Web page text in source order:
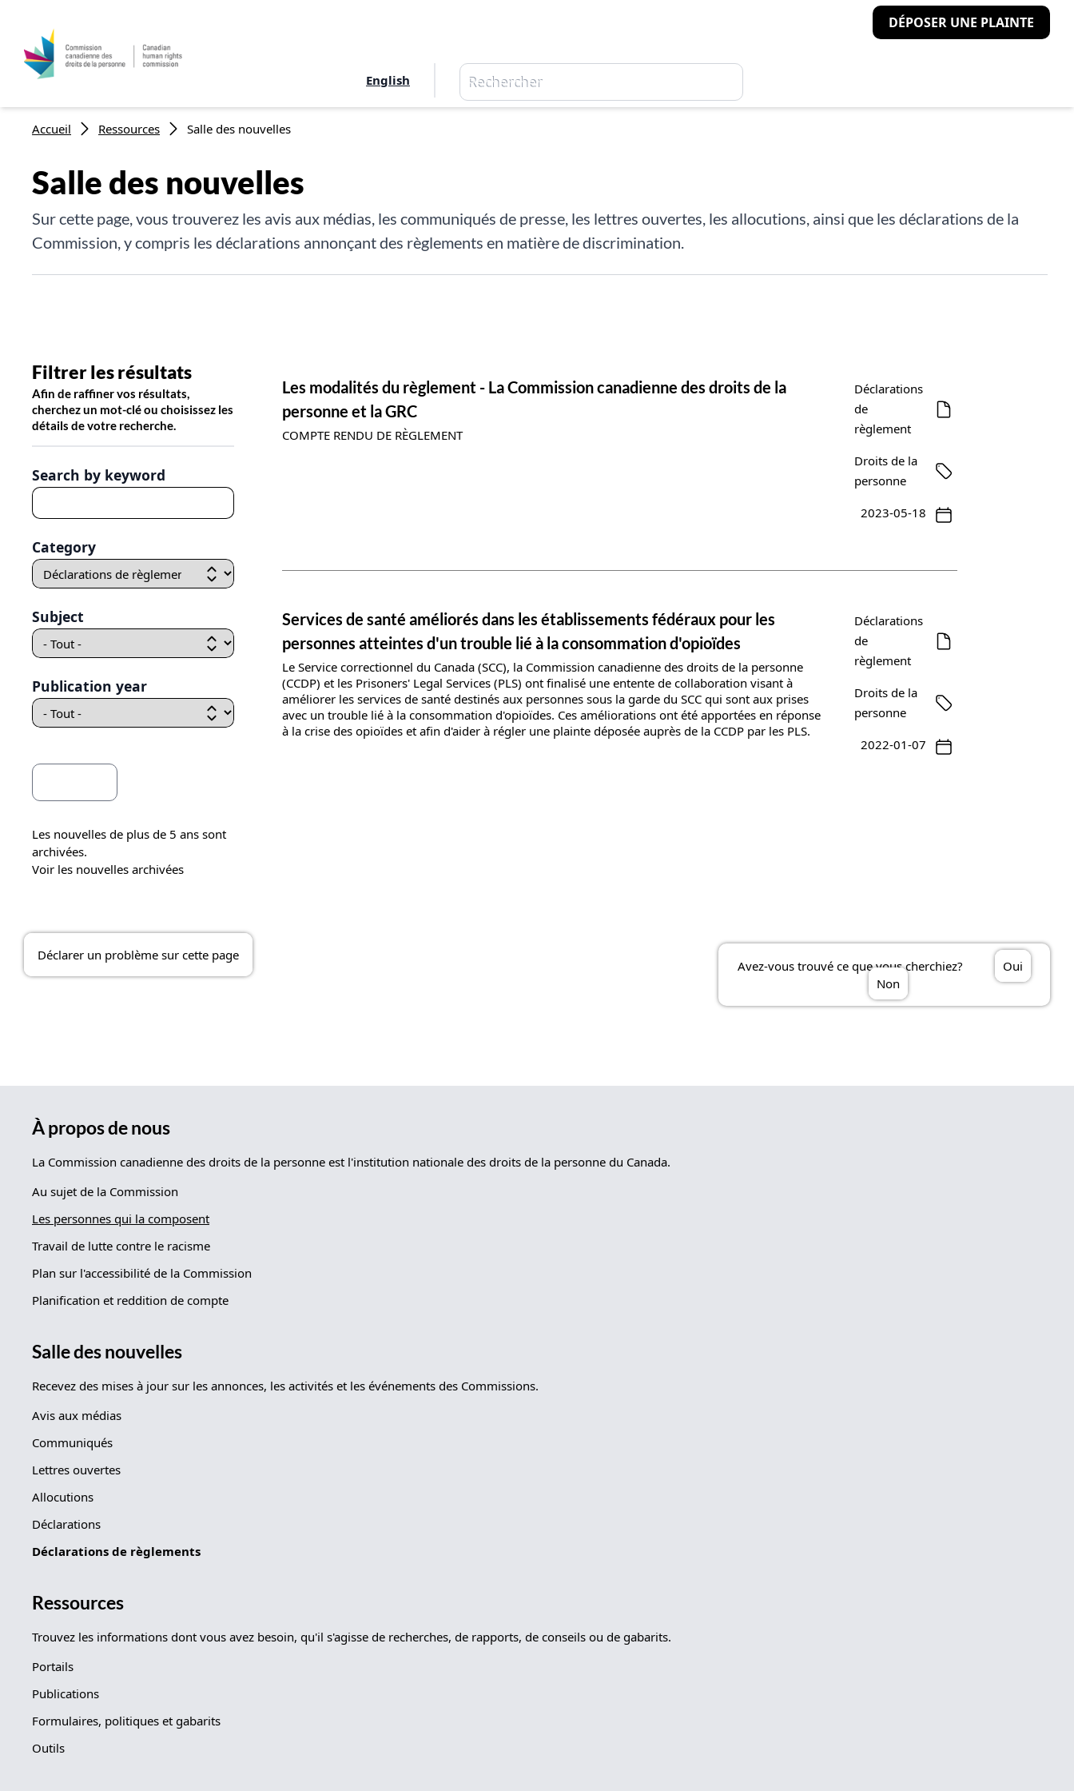
English Rechercher
Rechercher
DÉPOSER UNE PLAINTE
Fil d'Ariane
Accueil Ressources Salle des nouvelles
Salle des nouvelles
Sur cette page, vous trouverez les avis aux médias, les communiqués de presse, les lettres ouvertes, les allocutions, ainsi que les déclarations de la
Commission, y compris les déclarations annonçant des règlements en matière de discrimination.
Filtrer les résultats
Afin de raffiner vos résultats,
cherchez un mot-clé ou choisissez les
détails de votre recherche.
Search by keyword
Category
Subject
Publication year
Les nouvelles de plus de 5 ans sont
archivées.
Voir les nouvelles archivées
Les modalités du règlement - La Commission canadienne des droits de la
personne et la GRC
COMPTE RENDU DE RÈGLEMENT
News details
Déclarations
de
règlement
Droits de la
personne
2023-05-18
Services de santé améliorés dans les établissements fédéraux pour les
personnes atteintes d'un trouble lié à la consommation d'opioïdes
Le Service correctionnel du Canada (SCC), la Commission canadienne des droits de la personne
(CCDP) et les Prisoners' Legal Services (PLS) ont finalisé une entente de collaboration visant à
améliorer les services de santé destinés aux personnes sous la garde du SCC qui sont aux prises
avec un trouble lié à la consommation d'opioïdes. Ces améliorations ont été apportées en réponse
à la crise des opioïdes et afin d'aider à régler une plainte déposée auprès de la CCDP par les PLS.
News details
Déclarations
de
règlement
Droits de la
personne
2022-01-07
Déclarer un problème sur cette page
Avez-vous trouvé ce que vous cherchiez?
Oui
Non
À propos de nous
La Commission canadienne des droits de la personne est l'institution nationale des droits de la personne du Canada.
Au sujet de la Commission
Les personnes qui la composent
Travail de lutte contre le racisme
Plan sur l'accessibilité de la Commission
Planification et reddition de compte
Salle des nouvelles
Recevez des mises à jour sur les annonces, les activités et les événements des Commissions.
Avis aux médias
Communiqués
Lettres ouvertes
Allocutions
Déclarations
Déclarations de règlements
Ressources
Trouvez les informations dont vous avez besoin, qu'il s'agisse de recherches, de rapports, de conseils ou de gabarits.
Portails
Publications
Formulaires, politiques et gabarits
Outils